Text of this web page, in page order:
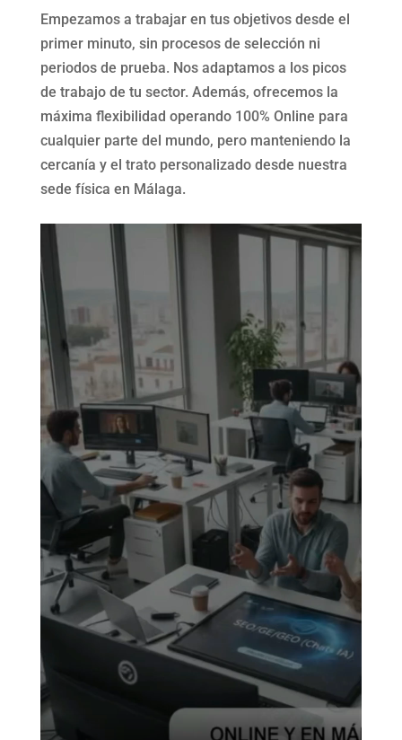
Empezamos a trabajar en tus objetivos desde el
primer minuto, sin procesos de selección ni
periodos de prueba. Nos adaptamos a los picos
de trabajo de tu sector. Además, ofrecemos la
máxima flexibilidad operando 100% Online para
cualquier parte del mundo, pero manteniendo la
cercanía y el trato personalizado desde nuestra
sede física en Málaga.